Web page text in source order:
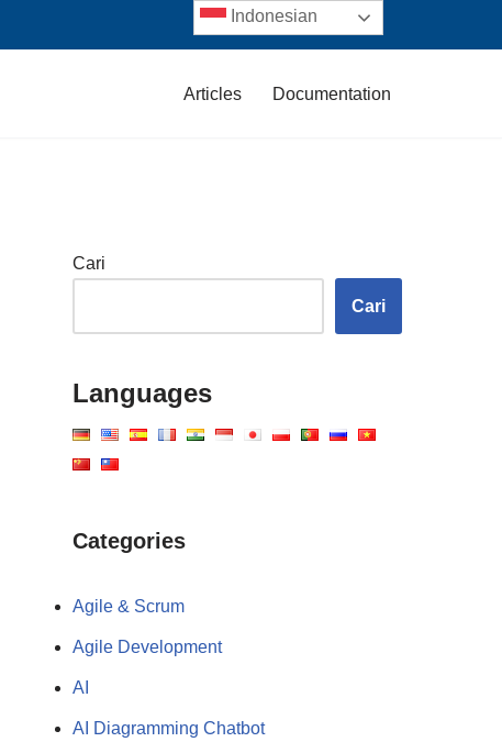
Articles Documentation
Cari
Cari
Languages
Categories
Agile & Scrum
Agile Development
AI
AI Diagramming Chatbot
Indonesian